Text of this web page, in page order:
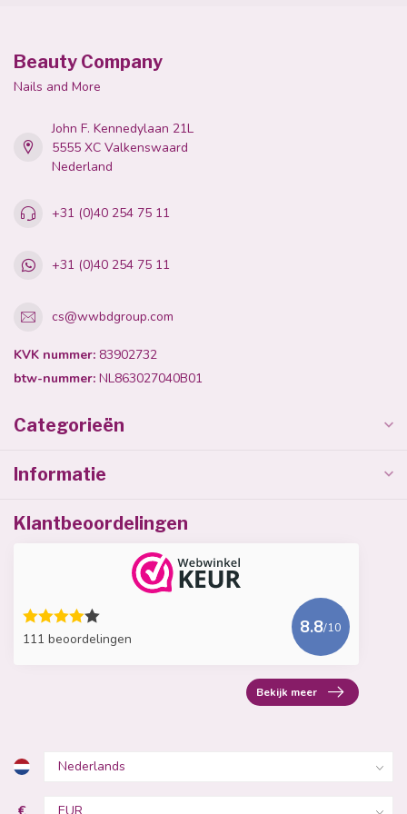
Beauty Company
Nails and More
John F. Kennedylaan 21L
5555 XC Valkenswaard
Nederland
+31 (0)40 254 75 11
+31 (0)40 254 75 11
cs@wwbdgroup.com
KVK nummer: 83902732
btw-nummer: NL863027040B01
Categorieën
Informatie
Klantbeoordelingen
111 beoordelingen
8.8/10
Bekijk meer